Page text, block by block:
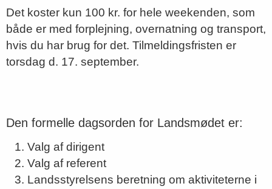
Det koster kun 100 kr. for hele weekenden, som
både er med forplejning, overnatning og transport,
hvis du har brug for det. Tilmeldingsfristen er
torsdag d. 17. september.
Den formelle dagsorden for Landsmødet er:
Valg af dirigent
Valg af referent
Landsstyrelsens beretning om aktiviteterne i